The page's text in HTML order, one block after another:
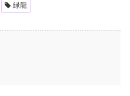
緑龍